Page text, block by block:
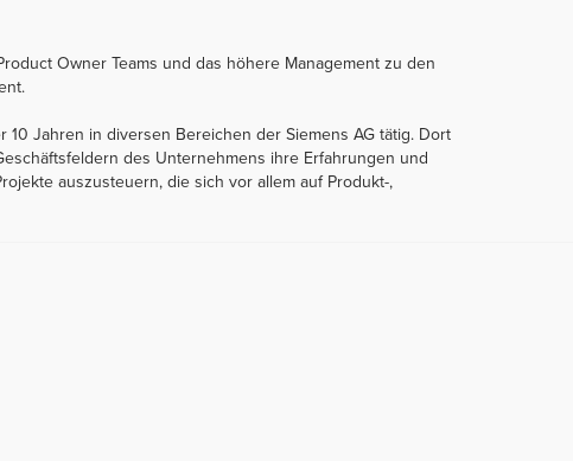
Owner Teams und das höhere Management zu den
Jahren in diversen Bereichen der Siemens AG tätig. Dort
des Unternehmens ihre Erfahrungen und
auszusteuern, die sich vor allem auf Produkt-,